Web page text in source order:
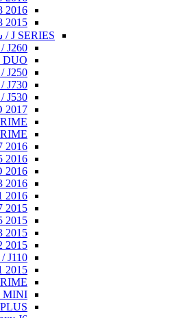
A8 2016
A8 2015
J SERIES / سری J
CORE / J260
J7 DUO
PRO / J250
PRO / J730
PRO / J530
J3 PRO 2017
J7 PRIME
J5 PRIME
J7 2016
J5 2016
J3 PRO 2016
J3 2016
J1 2016
J7 2015
J5 2015
J3 2015
J2 2015
ACE / J110
J1 2015
MINI PRIME
J1 MINI
J6 PLUS